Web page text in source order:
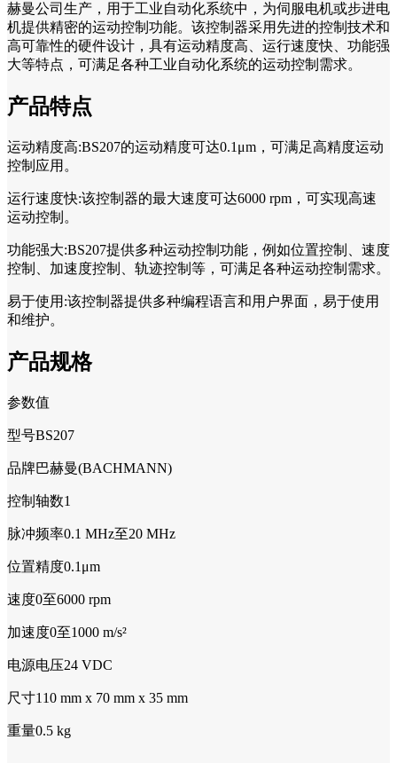
赫曼公司生产，用于工业自动化系统中，为伺服电机或步进电
机提供精密的运动控制功能。该控制器采用先进的控制技术和
高可靠性的硬件设计，具有运动精度高、运行速度快、功能强
大等特点，可满足各种工业自动化系统的运动控制需求。
产品特点
运动精度高:BS207的运动精度可达0.1μm，可满足高精度运动
控制应用。
运行速度快:该控制器的最大速度可达6000 rpm，可实现高速
运动控制。
功能强大:BS207提供多种运动控制功能，例如位置控制、速度
控制、加速度控制、轨迹控制等，可满足各种运动控制需求。
易于使用:该控制器提供多种编程语言和用户界面，易于使用
和维护。
产品规格
参数值
型号BS207
品牌巴赫曼(BACHMANN)
控制轴数1
脉冲频率0.1 MHz至20 MHz
位置精度0.1μm
速度0至6000 rpm
加速度0至1000 m/s²
电源电压24 VDC
尺寸110 mm x 70 mm x 35 mm
重量0.5 kg